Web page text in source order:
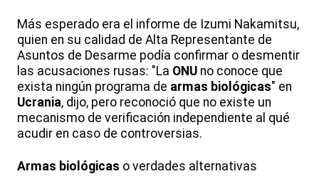
Más esperado era el informe de Izumi Nakamitsu,
quien en su calidad de Alta Representante de
Asuntos de Desarme podía confirmar o desmentir
las acusaciones rusas: "La ONU no conoce que
exista ningún programa de armas biológicas" en
Ucrania, dijo, pero reconoció que no existe un
mecanismo de verificación independiente al qué
acudir en caso de controversias.
Armas biológicas o verdades alternativas